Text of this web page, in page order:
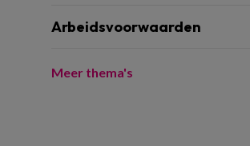
Arbeidsvoorwaarden
Meer thema's